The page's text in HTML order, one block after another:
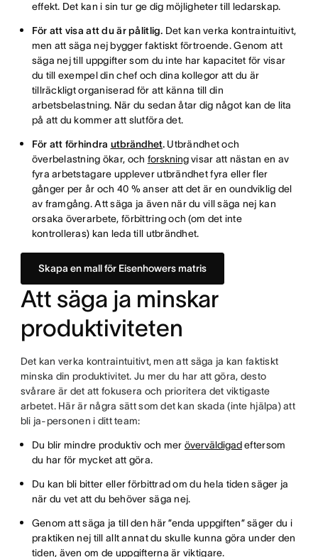
effekt. Det kan i sin tur ge dig möjligheter till ledarskap.
För att visa att du är pålitlig. Det kan verka kontraintuitivt,
men att säga nej bygger faktiskt förtroende. Genom att
säga nej till uppgifter som du inte har kapacitet för visar
du till exempel din chef och dina kollegor att du är
tillräckligt organiserad för att känna till din
arbetsbelastning. När du sedan åtar dig något kan de lita
på att du kommer att slutföra det.
För att förhindra utbrändhet. Utbrändhet och
överbelastning ökar, och forskningvisar att nästan en av
fyra arbetstagare upplever utbrändhet fyra eller fler
gånger per år och 40 % anser att det är en oundviklig del
av framgång. Att säga ja även när du vill säga nej kan
orsaka överarbete, förbittring och (om det inte
kontrolleras) kan leda till utbrändhet.
Skapa en mall för Eisenhowers matris
Att säga ja minskar
produktiviteten
Det kan verka kontraintuitivt, men att säga ja kan faktiskt
minska din produktivitet. Ju mer du har att göra, desto
svårare är det att fokusera och prioritera det viktigaste
arbetet. Här är några sätt som det kan skada (inte hjälpa) att
bli ja-personen i ditt team:
Du blir mindre produktiv och mer överväldigadeftersom
du har för mycket att göra.
Du kan bli bitter eller förbittrad om du hela tiden säger ja
när du vet att du behöver säga nej.
Genom att säga ja till den här ”enda uppgiften” säger du i
praktiken nej till allt annat du skulle kunna göra under den
tiden, även om de uppgifterna är viktigare.